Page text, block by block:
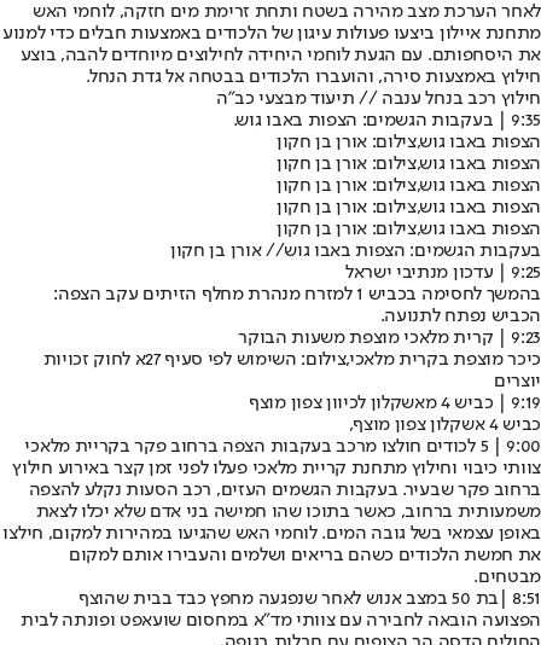
לאחר הערכת מצב מהירה בשטח ותחת זרימת מים חזקה, לוחמי האש
מתחנת איילון ביצעו פעולות עיגון של הלכודים באמצעות חבלים כדי למנוע
את היסחפותם. עם הגעת לוחמי היחידה לחילוצים מיוחדים להבה, בוצע
חילוץ באמצעות סירה, והועברו הלכודים בבטחה אל גדת הנחל.
חילוץ רכב בנחל ענבה // תיעוד מבצעי כב"ה
9:35 | בעקבות הגשמים: הצפות באבו גוש.
הצפות באבו גוש,צילום: אורן בן חקון
הצפות באבו גוש,צילום: אורן בן חקון
הצפות באבו גוש,צילום: אורן בן חקון
הצפות באבו גוש,צילום: אורן בן חקון
הצפות באבו גוש,צילום: אורן בן חקון
בעקבות הגשמים: הצפות באבו גוש// אורן בן חקון
9:25 | עדכון מנתיבי ישראל
בהמשך לחסימה בכביש 1 למזרח מנהרת מחלף הזיתים עקב הצפה:
הכביש נפתח לתנועה.
9:23 | קרית מלאכי מוצפת משעות הבוקר
כיכר מוצפת בקרית מלאכי,צילום: השימוש לפי סעיף 27א לחוק זכויות
יוצרים
9:19 | כביש 4 מאשקלון לכיוון צפון מוצף
כביש 4 אשקלון צפון מוצף,
9:00 | 5 לכודים חולצו מרכב בעקבות הצפה ברחוב פקר בקריית מלאכי
צוותי כיבוי וחילוץ מתחנת קריית מלאכי פעלו לפני זמן קצר באירוע חילוץ
ברחוב פקר שבעיר. בעקבות הגשמים העזים, רכב הסעות נקלע להצפה
משמעותית ברחוב, כאשר בתוכו שהו חמישה בני אדם שלא יכלו לצאת
באופן עצמאי בשל גובה המים. לוחמי האש שהגיעו במהירות למקום, חילצו
את חמשת הלכודים כשהם בריאים ושלמים והעבירו אותם למקום
מבטחים.
8:51 |
בת 50 במצב אנוש לאחר שנפגעה מחפץ כבד בבית שהוצף
הפצועה הובאה לחבירה עם צוותי מד"א במחסום שועאפט ופונתה לבית